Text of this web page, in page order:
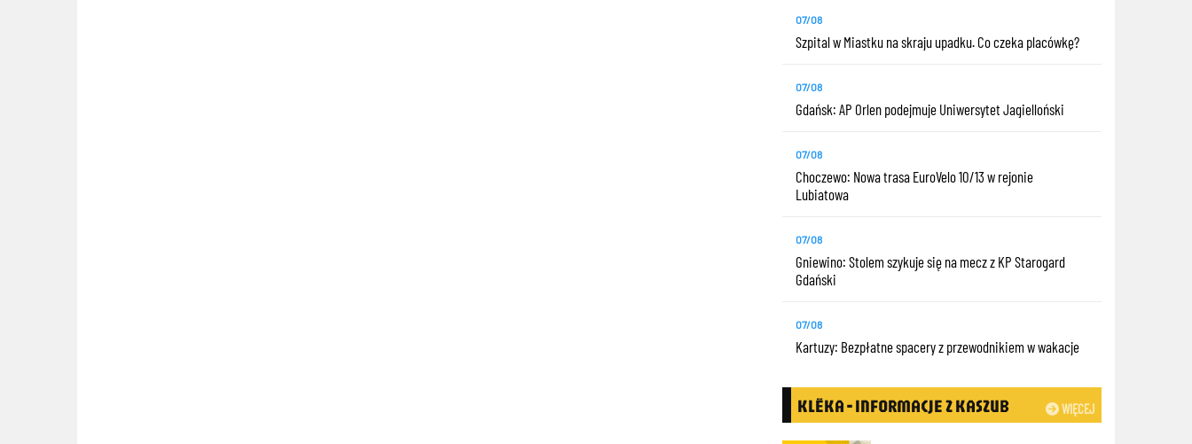
07/08
Szpital w Miastku na skraju upadku. Co czeka placówkę?
07/08
Gdańsk: AP Orlen podejmuje Uniwersytet Jagielloński
07/08
Choczewo: Nowa trasa EuroVelo 10/13 w rejonie
Lubiatowa
07/08
Gniewino: Stolem szykuje się na mecz z KP Starogard
Gdański
07/08
Kartuzy: Bezpłatne spacery z przewodnikiem w wakacje
WIĘCEJ
KLËKA - INFORMACJE Z KASZUB